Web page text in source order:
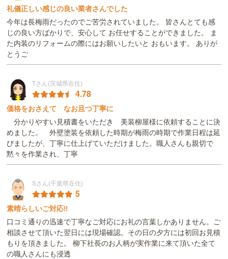
礼儀正しい感じの良い業者さんでした
今年は長梅雨だったのでご苦労されていました。 皆さんとても感
じの良い方ばかりで、安心して お任せすることができました。 ま
た内装のリフォームの際にはお願いしたいと おもいます。 ありが
とうご
Tさん(茨城県在住)
4.78
価格をおさえて なお且つ丁寧に
分かりやすい見積書をいただき 美装柳屋様に依頼することに決
めました。 外壁塗装を依頼した時期が梅雨の時期で作業日程は延
びましたが、丁寧に仕上げていただけました。職人さんも親切で
黙々を作業され、丁寧
Sさん(千葉県在住)
5
素晴らしいご対応‼️
口コミ通りの迅速で丁寧なご対応にお礼の言葉しかありません。ご
相談させて頂いた翌日には現場確認。その日の夕方には初回お見積
もりを頂きました。 柳下社長のお人柄が実作業に来て頂いた全て
の職人さんにも浸透